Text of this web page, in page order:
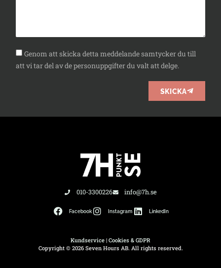
Genom att skicka detta meddelande samtycker du till
att vi tar del av de personuppgifter du valt att delge.
SKICKA
010-3300226 info@7h.se
Facebook Instagram LinkedIn
Kundservice | Cookies & GDPR
Copyright © 2026 Seven Hours AB. All rights reserved.